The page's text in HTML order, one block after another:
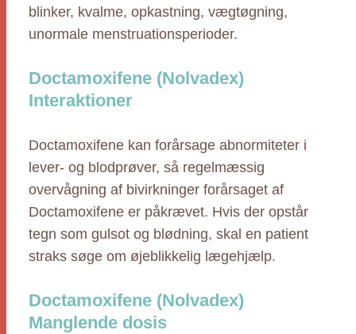
blinker, kvalme, opkastning, vægtøgning,
unormale menstruationsperioder.
Doctamoxifene (Nolvadex)
Interaktioner
Doctamoxifene kan forårsage abnormiteter i
lever- og blodprøver, så regelmæssig
overvågning af bivirkninger forårsaget af
Doctamoxifene er påkrævet. Hvis der opstår
tegn som gulsot og blødning, skal en patient
straks søge om øjeblikkelig lægehjælp.
Doctamoxifene (Nolvadex)
Manglende dosis